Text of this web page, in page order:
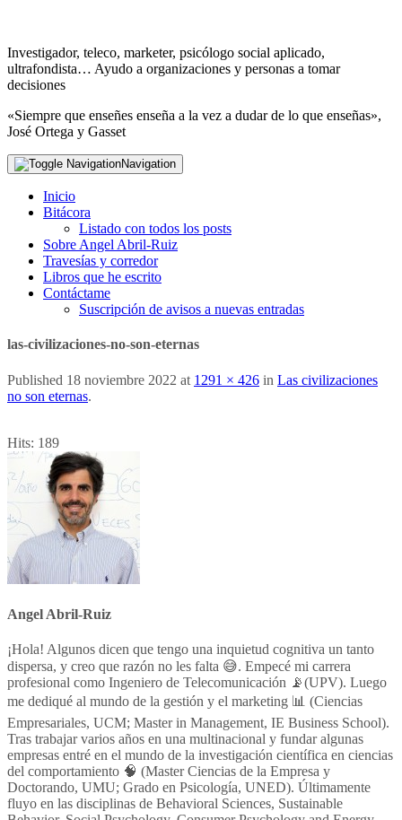
Investigador, teleco, marketer, psicólogo social aplicado,
ultrafondista… Ayudo a organizaciones y personas a tomar
decisiones
«Siempre que enseñes enseña a la vez a dudar de lo que enseñas»,
José Ortega y Gasset
Navigation
Inicio
Bitácora
Listado con todos los posts
Sobre Angel Abril-Ruiz
Travesías y corredor
Libros que he escrito
Contáctame
Suscripción de avisos a nuevas entradas
las-civilizaciones-no-son-eternas
Published 18 noviembre 2022 at 1291 × 426 in Las civilizaciones
no son eternas.
Hits: 189
Angel Abril-Ruiz
¡Hola! Algunos dicen que tengo una inquietud cognitiva un tanto
dispersa, y creo que razón no les falta 😅. Empecé mi carrera
profesional como Ingeniero de Telecomunicación 📡(UPV). Luego
me dediqué al mundo de la gestión y el marketing 📊 (Ciencias
Empresariales, UCM; Master in Management, IE Business School).
Tras trabajar varios años en una multinacional y fundar algunas
empresas entré en el mundo de la investigación científica en ciencias
del comportamiento 🧠 (Master Ciencias de la Empresa y
Doctorando, UMU; Grado en Psicología, UNED). Últimamente
fluyo en las disciplinas de Behavioral Sciences, Sustainable